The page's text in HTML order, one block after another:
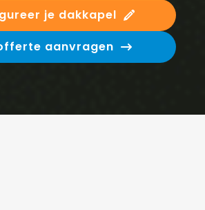
je dakkapel
aanvragen